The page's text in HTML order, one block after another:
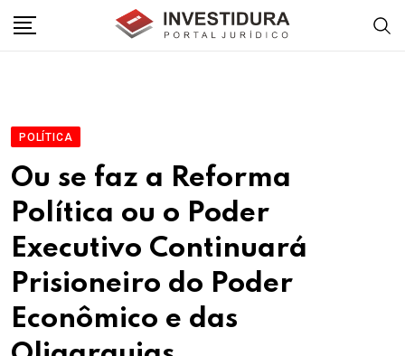
POLÍTICA
Ou se faz a Reforma
Política ou o Poder
Executivo Continuará
Prisioneiro do Poder
Econômico e das